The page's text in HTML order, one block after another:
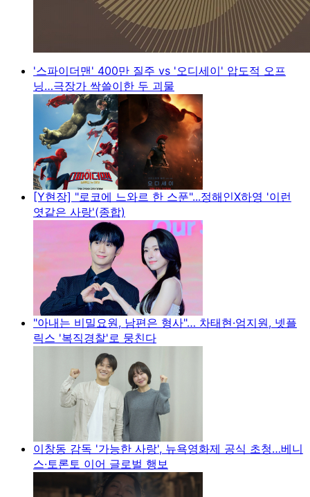
'스파이더맨' 400만 질주 vs '오디세이' 압도적 오프
닝…극장가 싹쓸이한 두 괴물
[Y현장] "로코에 느와르 한 스푼"...정해인X하영 '이런
엿같은 사랑'(종합)
"아내는 비밀요원, 남편은 형사"… 차태현·엄지원, 넷플
릭스 '복직경찰'로 뭉친다
이창동 감독 '가능한 사랑', 뉴욕영화제 공식 초청…베니
스·토론토 이어 글로벌 행보